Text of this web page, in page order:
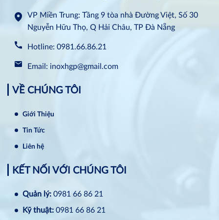
VP Miền Trung: Tầng 9 tòa nhà Đường Việt, Số 30
Nguyễn Hữu Thọ, Q Hải Châu, TP Đà Nẵng
Hotline: 0981.66.86.21
Email: inoxhgp@gmail.com
VỀ CHÚNG TÔI
Giới Thiệu
Tin Tức
Liên hệ
KẾT NỐI VỚI CHÚNG TÔI
Quản lý: 0981 66 86 21
Kỹ thuật: 0981 66 86 21